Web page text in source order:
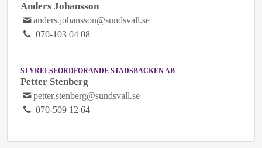
Anders Johansson
anders.johansson@sundsvall.se
070-103 04 08
STYRELSEORDFÖRANDE STADSBACKEN AB
Petter Stenberg
petter.stenberg@sundsvall.se
070-509 12 64